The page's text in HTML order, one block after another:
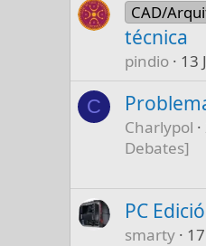
CAD/
técnica
pindio 13
C
Charlypol
Debates]
PC
smarty